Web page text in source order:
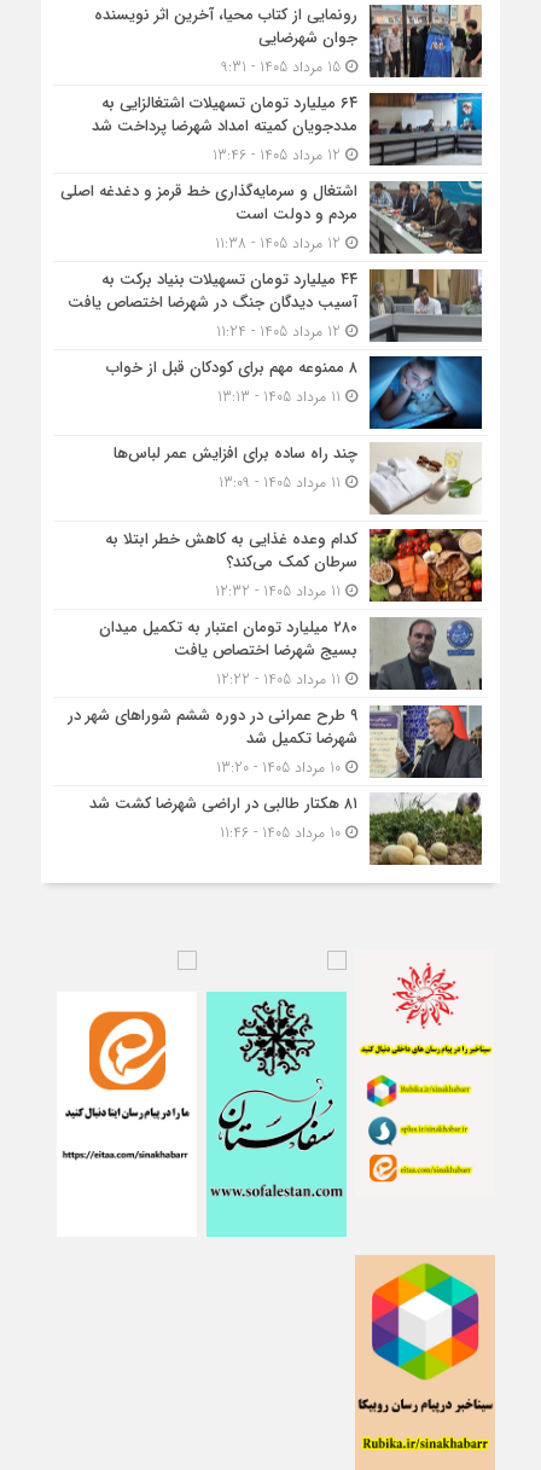
رونمایی از کتاب محیا، آخرین اثر نویسنده
جوان شهرضایی
15 مرداد 1405 - 9:31
۶۴ میلیارد تومان تسهیلات اشتغالزایی به
مددجویان کمیته امداد شهرضا پرداخت شد
اشتغال و سرمایه‌گذاری خط قرمز و دغدغه اصلی
مردم و دولت است
۴۴ میلیارد تومان تسهیلات بنیاد برکت به
آسیب دیدگان جنگ در شهرضا اختصاص یافت
۸ ممنوعه مهم برای کودکان قبل از خواب
چند راه ساده برای افزایش عمر لباس‌ها
کدام وعده غذایی به کاهش خطر ابتلا به
سرطان کمک می‌کند؟
۲۸۰ میلیارد تومان اعتبار به تکمیل میدان
بسیج شهرضا اختصاص یافت
۹ طرح عمرانی در دوره ششم شوراهای شهر در
شهرضا تکمیل شد
10 مرداد 1405 - 13:20
۸۱ هکتار طالبی در اراضی شهرضا کشت شد
10 مرداد 1405 - 11:46